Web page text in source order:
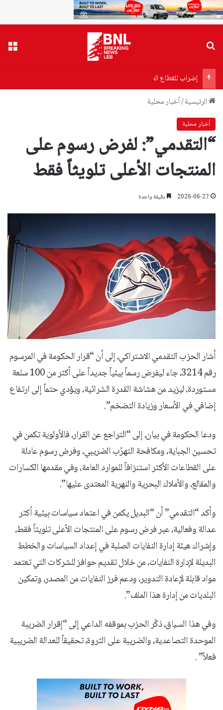
إضراب للقطاع العام الإثنين.. وتصعيد تدريجي!
الرئيسية/أخبار محلية
أخبار محلية
“التقدمي”: لفرض رسوم على
المنتجات الأعلى تلويثاً فقط
2026-06-27 دقيقة واحدة
أشار الحزب التقدمي الاشتراكي، إلى أن “قرار الحكومة في المرسوم
رقم 3214، جاء ليفرض رسماً بيئياً جديداً على أكثر من 100 سلعة
مستوردة، ليزيد من هشاشة القدرة الشرائية، ويؤدي حتماً إلى ارتفاع
إضافي في الأسعار وزيادة التضخم”.
ودعا الحكومة في بيان، إلى “التراجع عن القرار، فالأولوية تكمن في
تحسين الجباية، ومكافحة التهرّب الضريبي، وفرض رسوم عادلة
على القطاعات الأكثر استنزافاً للموارد العامة، وفي مقدمها الكسارات
والمقالع، والأملاك البحرية والنهرية المعتدى عليها”.
وأكد “التقدمي” أن “البديل يكمن في اعتماد سياسات بيئية أكثر
عدالة وفعالية، عبر فرض رسوم على المنتجات الأعلى تلويثاً فقط،
وإشراك هيئة إدارة النفايات الصلبة في إعداد السياسات والخطط
البديلة لإدارة النفايات، من خلال تقديم حوافز للشركات التي تعتمد
مواد قابلة لإعادة التدوير، ودعم فرز النفايات من المصدر، وتمكين
البلديات من إدارة هذا الملف”.
وفي هذا السياق، ذكّر الحزب بموقفه الداعي إلى “إقرار الضريبة
الموحدة التصاعدية، والضريبة على الثروة، تحقيقاً للعدالة الضريبية
فعلاً” .